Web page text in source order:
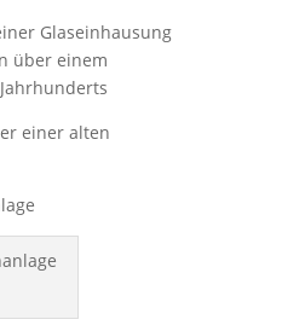
Glaseinhausung
über einem